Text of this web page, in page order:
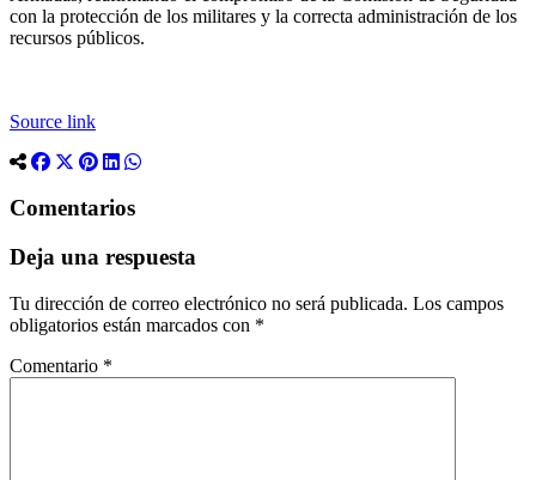
con la protección de los militares y la correcta administración de los
recursos públicos.
Source link
Comentarios
Deja una respuesta
Tu dirección de correo electrónico no será publicada. Los campos
obligatorios están marcados con *
Comentario *